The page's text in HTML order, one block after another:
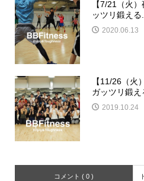
【7/21（火
ッツリ鍛える
2020.06.13
【11/26（火
ガッツリ鍛え
2019.10.24
コメント ( 0 )